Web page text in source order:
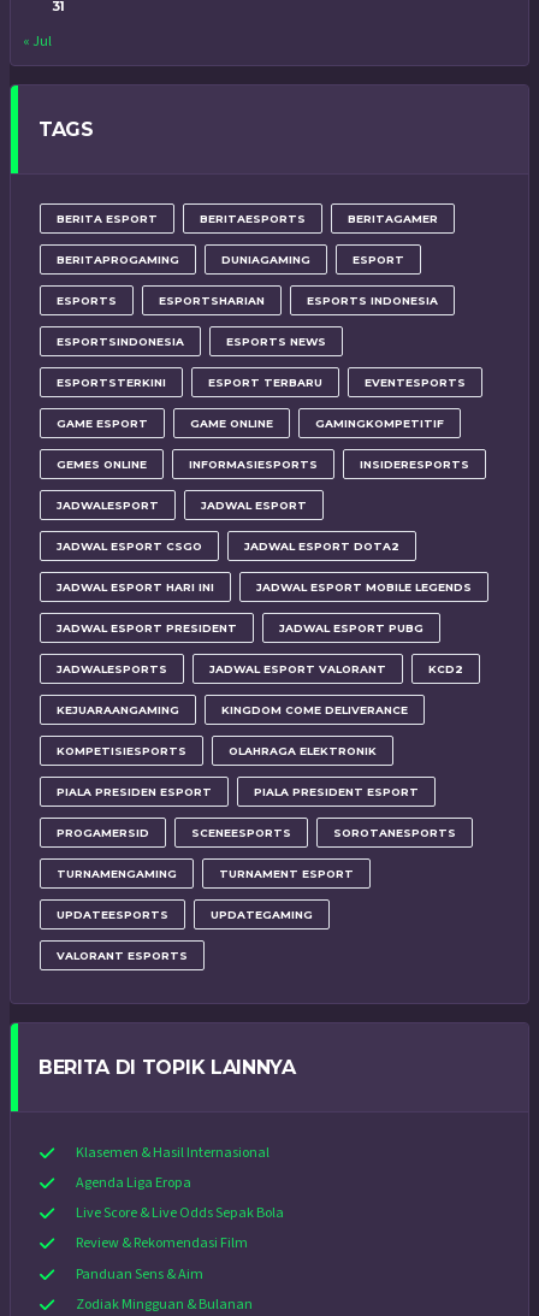
31
« Jul
TAGS
BERITA ESPORT BERITAESPORTS BERITAGAMER
BERITAPROGAMING DUNIAGAMING ESPORT
ESPORTS ESPORTSHARIAN ESPORTS INDONESIA
ESPORTSINDONESIA ESPORTS NEWS
ESPORTSTERKINI ESPORT TERBARU EVENTESPORTS
GAME ESPORT GAME ONLINE GAMINGKOMPETITIF
GEMES ONLINE INFORMASIESPORTS INSIDERESPORTS
JADWALESPORT JADWAL ESPORT
JADWAL ESPORT CSGO JADWAL ESPORT DOTA2
JADWAL ESPORT HARI INI JADWAL ESPORT MOBILE LEGENDS
JADWAL ESPORT PRESIDENT JADWAL ESPORT PUBG
JADWALESPORTS JADWAL ESPORT VALORANT KCD2
KEJUARAANGAMING KINGDOM COME DELIVERANCE
KOMPETISIESPORTS OLAHRAGA ELEKTRONIK
PIALA PRESIDEN ESPORT PIALA PRESIDENT ESPORT
PROGAMERSID SCENEESPORTS SOROTANESPORTS
TURNAMENGAMING TURNAMENT ESPORT
UPDATEESPORTS UPDATEGAMING
VALORANT ESPORTS
BERITA DI TOPIK LAINNYA
Klasemen & Hasil Internasional
Agenda Liga Eropa
Live Score & Live Odds Sepak Bola
Review & Rekomendasi Film
Panduan Sens & Aim
Zodiak Mingguan & Bulanan